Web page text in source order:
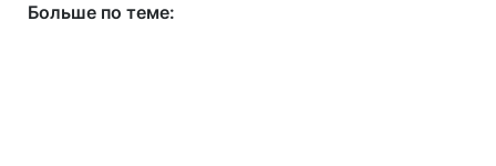
Больше по теме: